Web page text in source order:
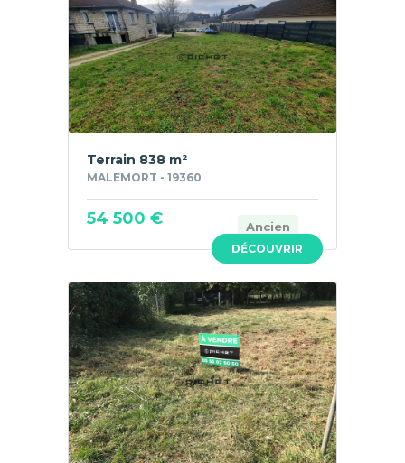
DÉCOUVRIR
Terrain 838 m²
MALEMORT - 19360
Ancien
54 500 €